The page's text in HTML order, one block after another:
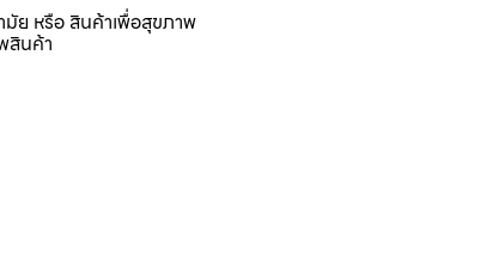
ย หรือ สินค้าเพื่อสุขภาพ
สินค้า